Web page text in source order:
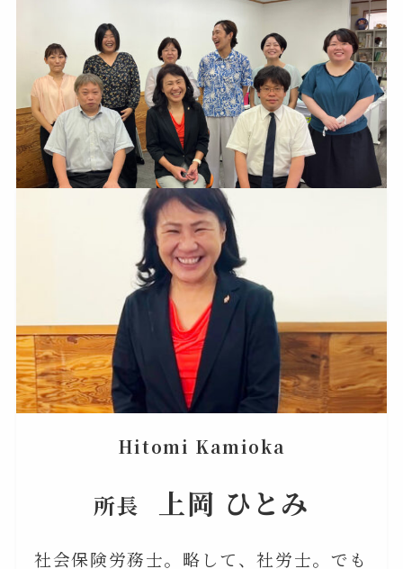
Hitomi Kamioka
所長 上岡 ひとみ
社会保険労務士。略して、社労士。でも